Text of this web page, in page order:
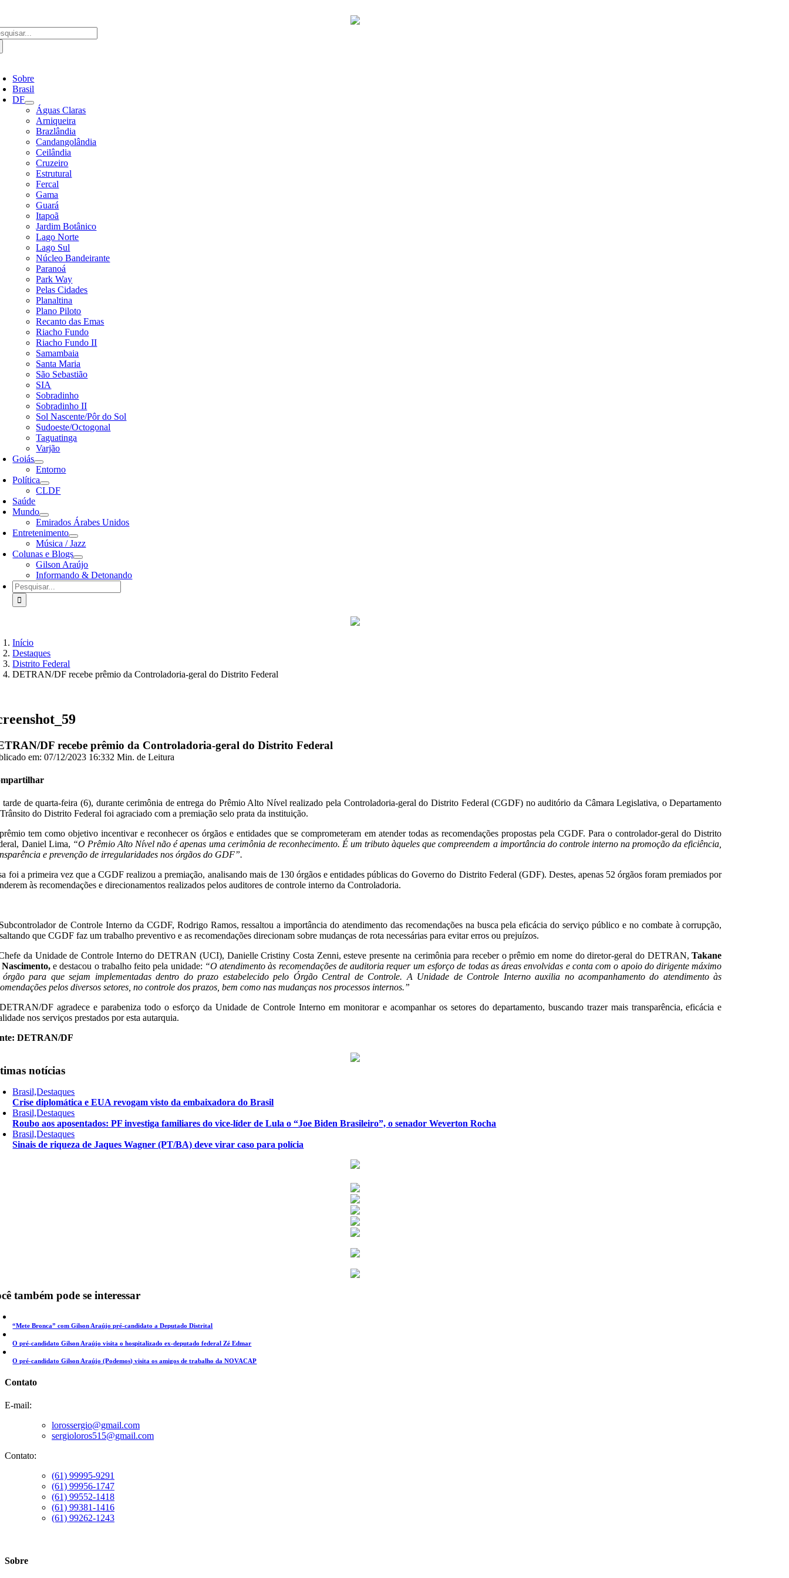
o
conteúdo
Sobre
Brasil
DF
Águas Claras
Arniqueira
Brazlândia
Candangolândia
Ceilândia
Cruzeiro
Estrutural
Fercal
Gama
Guará
Itapoã
Jardim Botânico
Lago Norte
Lago Sul
Núcleo Bandeirante
Paranoá
Park Way
Pelas Cidades
Planaltina
Plano Piloto
Recanto das Emas
Riacho Fundo
Riacho Fundo II
Samambaia
Santa Maria
São Sebastião
SIA
Sobradinho
Sobradinho II
Sol Nascente/Pôr do Sol
Sudoeste/Octogonal
Taguatinga
Varjão
Goiás
Entorno
Política
CLDF
Saúde
Mundo
Emirados Árabes Unidos
Entretenimento
Música / Jazz
Colunas e Blogs
Gilson Araújo
Informando & Detonando
Buscar
resultados
para:
Início
Destaques
Distrito Federal
DETRAN/DF recebe prêmio da Controladoria-geral do Distrito Federal
DF recebe prêmio da Controladoria-geral do Distrito Federal
em: 07/12/2023 16:332 Min. de Leitura
tarde de quarta-feira (6), durante cerimônia de entrega do Prêmio Alto Nível realizado pela Controladoria-geral do Distrito Federal (CGDF) no auditório da Câmara Legislativa, o Departamento
do Distrito Federal foi agraciado com a premiação selo prata da instituição.
tem como objetivo incentivar e reconhecer os órgãos e entidades que se comprometeram em atender todas as recomendações propostas pela CGDF. Para o controlador-geral do Distrito
Daniel Lima, “O Prêmio Alto Nível não é apenas uma cerimônia de reconhecimento. É um tributo àqueles que compreendem a importância do controle interno na promoção da eficiência,
e prevenção de irregularidades nos órgãos do GDF”.
foi a primeira vez que a CGDF realizou a premiação, analisando mais de 130 órgãos e entidades públicas do Governo do Distrito Federal (GDF). Destes, apenas 52 órgãos foram premiados por
às recomendações e direcionamentos realizados pelos auditores de controle interno da Controladoria.
de Controle Interno da CGDF, Rodrigo Ramos, ressaltou a importância do atendimento das recomendações na busca pela eficácia do serviço público e no combate à corrupção,
que CGDF faz um trabalho preventivo e as recomendações direcionam sobre mudanças de rota necessárias para evitar erros ou prejuízos.
da Unidade de Controle Interno do DETRAN (UCI), Danielle Cristiny Costa Zenni, esteve presente na cerimônia para receber o prêmio em nome do diretor-geral do DETRAN,Takane
e destacou o trabalho feito pela unidade: “O atendimento às recomendações de auditoria requer um esforço de todas as áreas envolvidas e conta com o apoio do dirigente máximo
para que sejam implementadas dentro do prazo estabelecido pelo Órgão Central de Controle. A Unidade de Controle Interno auxilia no acompanhamento do atendimento às
pelos diversos setores, no controle dos prazos, bem como nas mudanças nos processos internos.”
DF agradece e parabeniza todo o esforço da Unidade de Controle Interno em monitorar e acompanhar os setores do departamento, buscando trazer mais transparência, eficácia e
nos serviços prestados por esta autarquia.
DETRAN/DF
notícias
Brasil,Destaques
Crise diplomática e EUA revogam visto da embaixadora do Brasil
Brasil,Destaques
Roubo aos aposentados: PF investiga familiares do vice-líder de Lula o “Joe Biden Brasileiro”, o senador Weverton Rocha
Brasil,Destaques
Sinais de riqueza de Jaques Wagner (PT/BA) deve virar caso para polícia
também pode se interessar
“Mete Bronca” com Gilson Araújo pré-candidato a Deputado Distrital
O pré-candidato Gilson Araújo visita o hospitalizado ex-deputado federal Zé Edmar
O pré-candidato Gilson Araújo (Podemos) visita os amigos de trabalho da NOVACAP
Contato
E-mail:
lorossergio@gmail.com
sergioloros515@gmail.com
Contato:
(61) 99995-9291
(61) 99956-1747
(61) 99552-1418
(61) 99381-1416
(61) 99262-1243
Sobre